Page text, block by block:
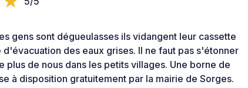
gens sont dégueulasses ils vidangent leur cassette
d'évacuation des eaux grises. Il ne faut pas s'étonner
plus de nous dans les petits villages. Une borne de
à disposition gratuitement par la mairie de Sorges.